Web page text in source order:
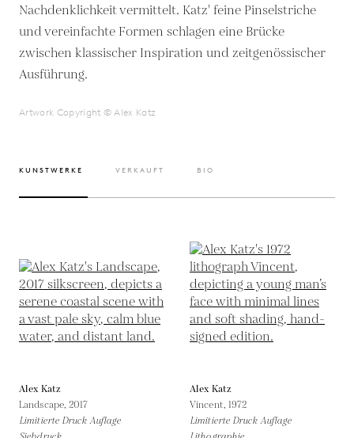
Nachdenklichkeit vermittelt. Katz' feine Pinselstriche
und vereinfachte Formen schlagen eine Brücke
zwischen klassischer Inspiration und zeitgenössischer
Ausführung.
Artwork Copyright © Alex Katz
KUNSTWERKE VERKAUFT BIO
Alex Katz
Landscape,2017
Limitierte Druck Auflage
Alex Katz
Vincent, 1972
Limitierte Druck Auflage